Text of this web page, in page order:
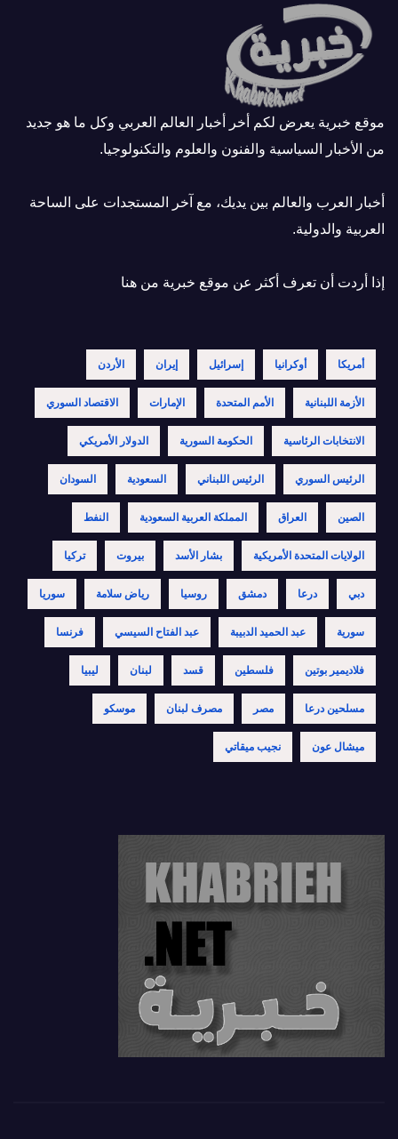
موقع خبرية يعرض لكم أخر أخبار العالم العربي وكل ما هو جديد
من الأخبار السياسية والفنون والعلوم والتكنولوجيا.
أخبار العرب والعالم بين يديك، مع آخر المستجدات على الساحة
العربية والدولية.
إذا أردت أن تعرف أكثر عن موقع خبرية من هنا
أمريكا أوكرانيا إسرائيل إيران الأردن
الأزمة اللبنانية الأمم المتحدة الإمارات الاقتصاد السوري
الانتخابات الرئاسية الحكومة السورية الدولار الأمريكي
الرئيس السوري الرئيس اللبناني السعودية السودان
الصين العراق المملكة العربية السعودية النفط
الولايات المتحدة الأمريكية بشار الأسد بيروت تركيا
دبي درعا دمشق روسيا رياض سلامة سوريا
سورية عبد الحميد الدبيبة عبد الفتاح السيسي فرنسا
فلاديمير بوتين فلسطين قسد لبنان ليبيا
مسلحين درعا مصر مصرف لبنان موسكو
ميشال عون نجيب ميقاتي